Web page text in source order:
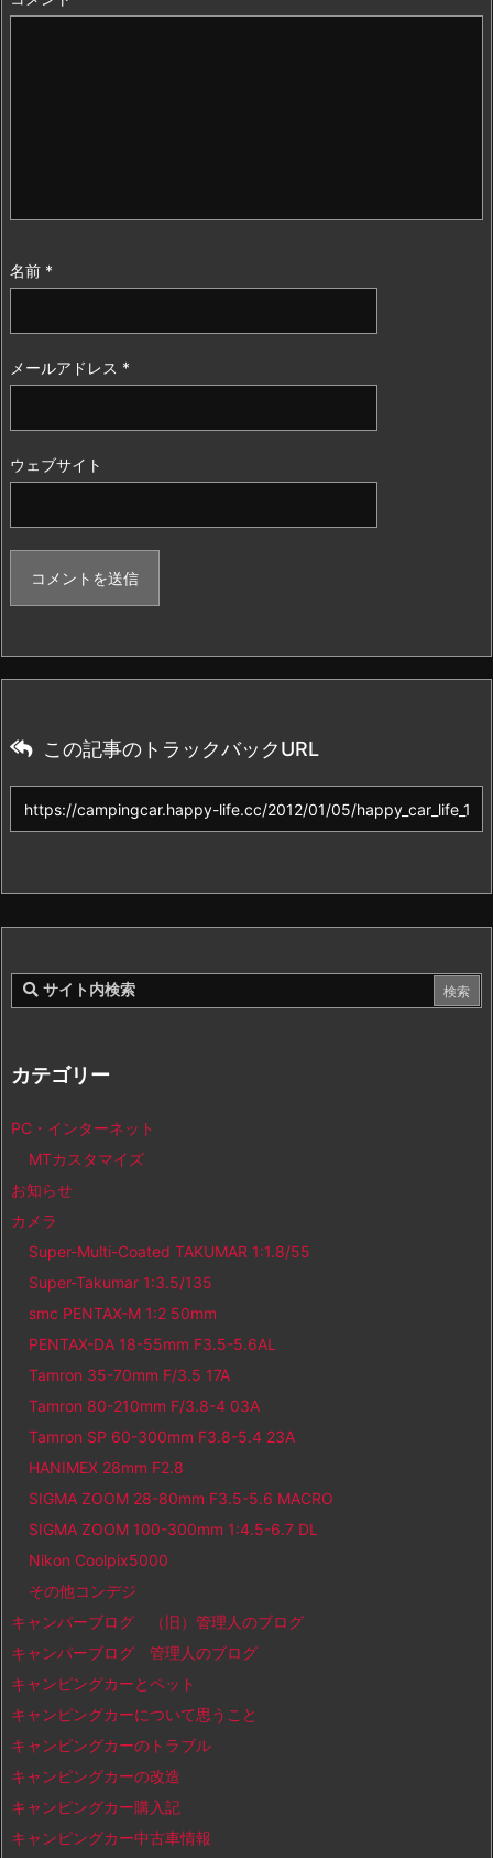
名前 *
メールアドレス *
ウェブサイト
この記事のトラックバックURL
カテゴリー
PC・インターネット
MTカスタマイズ
お知らせ
カメラ
Super-Multi-Coated TAKUMAR 1:1.8/55
Super-Takumar 1:3.5/135
smc PENTAX-M 1:2 50mm
PENTAX-DA 18-55mm F3.5-5.6AL
Tamron 35-70mm F/3.5 17A
Tamron 80-210mm F/3.8-4 03A
Tamron SP 60-300mm F3.8-5.4 23A
HANIMEX 28mm F2.8
SIGMA ZOOM 28-80mm F3.5-5.6 MACRO
SIGMA ZOOM 100-300mm 1:4.5-6.7 DL
Nikon Coolpix5000
その他コンデジ
キャンパーブログ （旧）管理人のブログ
キャンパーブログ 管理人のブログ
キャンピングカーとペット
キャンピングカーについて思うこと
キャンピングカーのトラブル
キャンピングカーの改造
キャンピングカー購入記
キャンピングカー中古車情報